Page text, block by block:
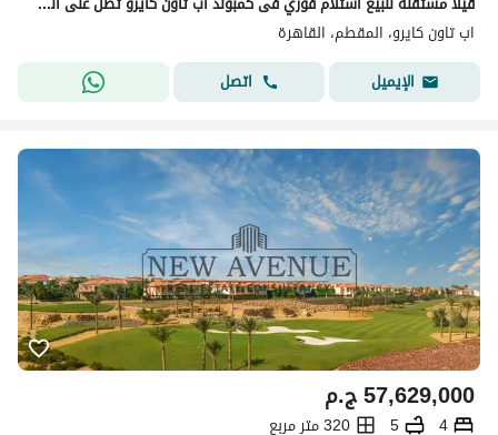
اب تاون كايرو، المقطم، القاهرة
الإيميل
اتصل
ج.م57,629,000
4
5
320 متر مربع